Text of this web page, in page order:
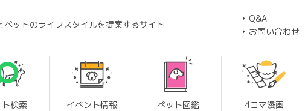
ペットのライフスタイルを提案するサイト
Q&A
お問い合わせ
検索 イベント情報 ペット図鑑 4コマ漫画